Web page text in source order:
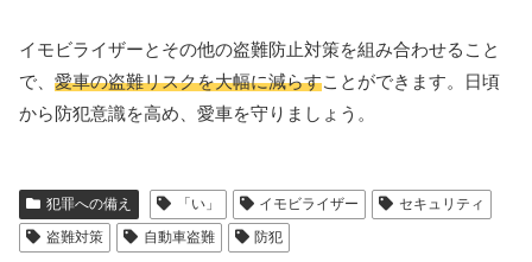
イモビライザーとその他の盗難防止対策を組み合わせること
で、 愛車の盗難リスクを大幅に減らすことができます。日頃
から防犯意識を高め、愛車を守りましょう。
犯罪への備え 「い」 イモビライザー
セキュリティ
盗難対策
自動車盗難 防犯